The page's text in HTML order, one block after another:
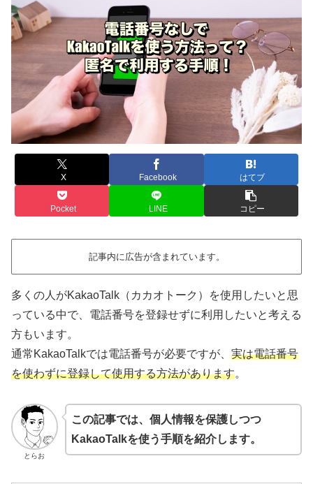
X Facebook はてブ
Pocket LINE コピー
記事内に広告が含まれています。
多くの人がKakaoTalk（カカオトーク）を使用したいと思
っている中で、電話番号を登録せずに利用したいと考える
方もいます。
通常KakaoTalkでは電話番号が必要ですが、 実は電話番号
を使わずに登録して使用する方法があります。
とらお
この記事では、個人情報を保護しつつ
KakaoTalkを使う手順を紹介します。